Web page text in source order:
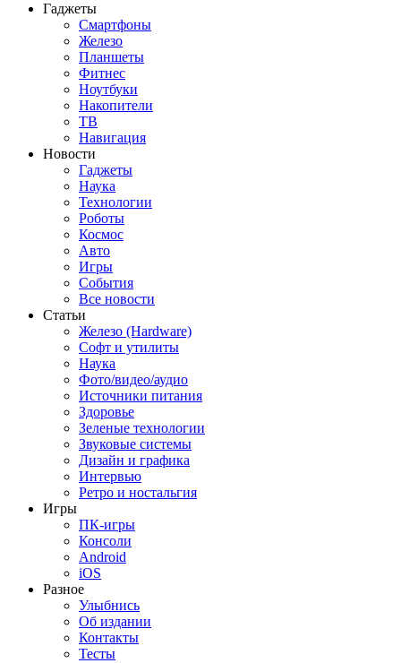
Гаджеты
Смартфоны
Железо
Планшеты
Фитнес
Ноутбуки
Накопители
ТВ
Навигация
Новости
Гаджеты
Наука
Технологии
Роботы
Космос
Авто
Игры
События
Все новости
Статьи
Железо (Hardware)
Софт и утилиты
Наука
Фото/видео/аудио
Источники питания
Здоровье
Зеленые технологии
Звуковые системы
Дизайн и графика
Интервью
Ретро и ностальгия
Игры
ПК-игры
Консоли
Android
iOS
Разное
Улыбнись
Об издании
Контакты
Тесты